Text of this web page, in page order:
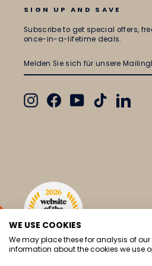
SIGN UP AND SAVE
Subscribe to get special offers,
once-in-a-lifetime deals.
SIE
MAILINGLISTE
AN
InstagramFacebookYouTubeTikTok
5% OFF
WE USE COOKIES
We may place these for analysis of
information about the cookies we use